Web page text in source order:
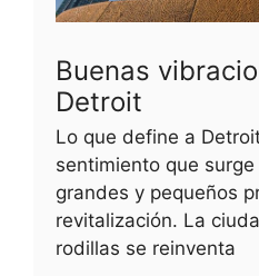
Buenas
Detroit
Lo que define a
sentimiento que
grandes y pequeños
revitalización. La
rodillas se reinventa